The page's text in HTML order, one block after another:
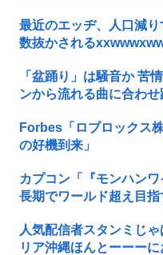
最近のエッヂ、人口減
数抜かされる
「盆踊り」は騒音か 苦
ンから流れる曲に合わ
Forbes「ロブロックス
の好機到来」
カプコン「『モンハン
長期でワールド超え目指
人気配信者スタンミじ
リア沖縄ほんとーーーに